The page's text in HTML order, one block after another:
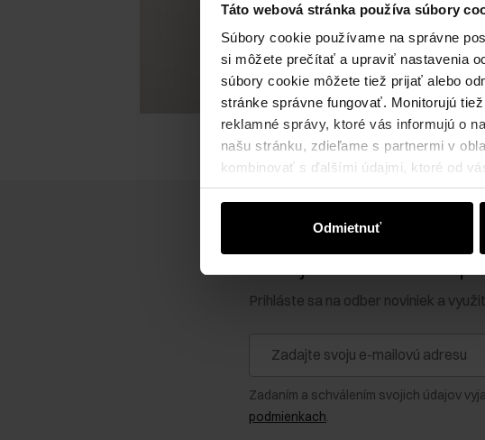
Táto webová stránka používa súbory
Súbory cookie používame na správne
si môžete prečítať a upraviť nastavenia
súbory cookie môžete tiež prijať alebo
stránke správne fungovať. Monitorujú
reklamné správy, ktoré vás informujú o
našu stránku, zdieľame s partnermi v
kombinovať s ďalšími údajmi, ktoré od
Odmietnuť
Prihláste sa na odber noviniek a
Zadaním a schválením svojich údajov
podmienkach.